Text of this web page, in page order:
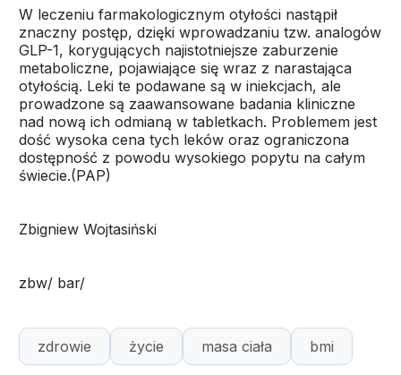
W leczeniu farmakologicznym otyłości nastąpił
znaczny postęp, dzięki wprowadzaniu tzw. analogów
GLP-1, korygujących najistotniejsze zaburzenie
metaboliczne, pojawiające się wraz z narastająca
otyłością. Leki te podawane są w iniekcjach, ale
prowadzone są zaawansowane badania kliniczne
nad nową ich odmianą w tabletkach. Problemem jest
dość wysoka cena tych leków oraz ograniczona
dostępność z powodu wysokiego popytu na całym
świecie.(PAP)
Zbigniew Wojtasiński
zbw/ bar/
zdrowie życie masa ciała bmi